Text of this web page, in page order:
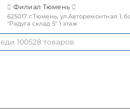
Филиал Тюмень
625017 г.Тюмень, ул.Авторемонтная 1,
"Радуга склад 5" 1 этаж